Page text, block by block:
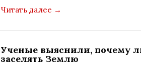
Читать далее →
Ученые выяснили, почему
заселять Землю